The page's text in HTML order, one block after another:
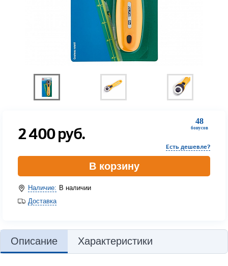
48
бонусов
2 400руб.
Есть дешевле?
В корзину
Наличие: В наличии
Доставка
Описание Характеристики